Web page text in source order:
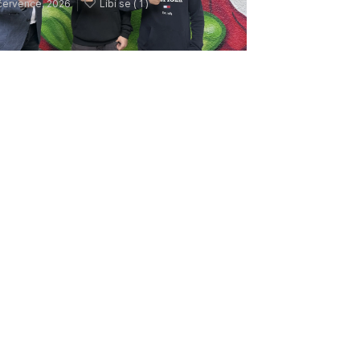
2026 Líbí se ( 1 )